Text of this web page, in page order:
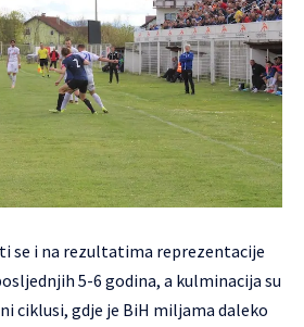
se i na rezultatima reprezentacije
5-6 godina, a kulminacija su
ciklusi, gdje je BiH miljama daleko